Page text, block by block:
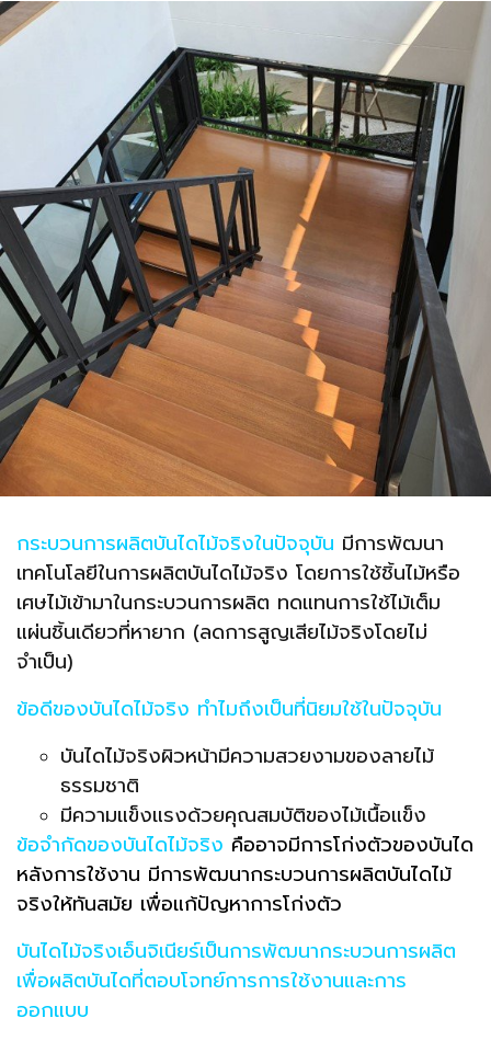
กระบวนการผลิตบันไดไม้จริงในปัจจุบัน มีการพัฒนา
เทคโนโลยีในการผลิตบันไดไม้จริง โดยการใช้ชิ้นไม้หรือ
เศษไม้เข้ามาในกระบวนการผลิต ทดแทนการใช้ไม้เต็ม
แผ่นชิ้นเดียวที่หายาก (ลดการสูญเสียไม้จริงโดยไม่
จำเป็น)
ข้อดีของบันไดไม้จริง ทำไมถึงเป็นที่นิยมใช้ในปัจจุบัน
บันไดไม้จริงผิวหน้ามีความสวยงามของลายไม้
ธรรมชาติ
มีความแข็งแรงด้วยคุณสมบัติของไม้เนื้อแข็ง
ข้อจำกัดของบันไดไม้จริง คืออาจมีการโก่งตัวของบันได
หลังการใช้งาน มีการพัฒนากระบวนการผลิตบันไดไม้
จริงให้ทันสมัย เพื่อแก้ปัญหาการโก่งตัว
บันไดไม้จริงเอ็นจิเนียร์เป็นการพัฒนากระบวนการผลิต
เพื่อผลิตบันไดที่ตอบโจทย์การการใช้งานและการ
ออกแบบ